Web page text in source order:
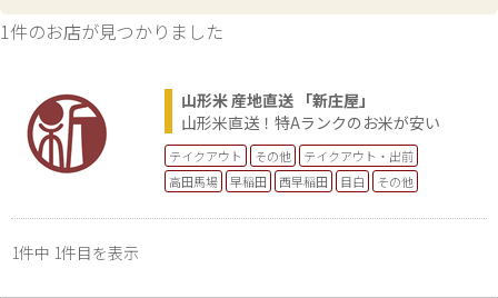
1件のお店が見つかりました
山形米 産地直送 「新庄屋」
山形米直送！特Aランクのお米が安い
テイクアウト その他
テイクアウト・出前
高田馬場
早稲田 西早稲田 目白 その他
1件中 1件目を表示